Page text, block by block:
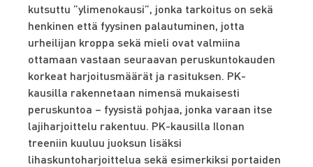
kutsuttu ”ylimenokausi”, jonka tarkoitus on sekä
henkinen että fyysinen palautuminen, jotta
urheilijan kroppa sekä mieli ovat valmiina
ottamaan vastaan seuraavan peruskuntokauden
korkeat harjoitusmäärät ja rasituksen. PK-
kausilla rakennetaan nimensä mukaisesti
peruskuntoa – fyysistä pohjaa, jonka varaan itse
lajiharjoittelu rakentuu. PK-kausilla Ilonan
treeniin kuuluu juoksun lisäksi
lihaskuntoharjoittelua sekä esimerkiksi portaiden